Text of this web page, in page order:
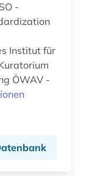
Institut für
ÖWAV -